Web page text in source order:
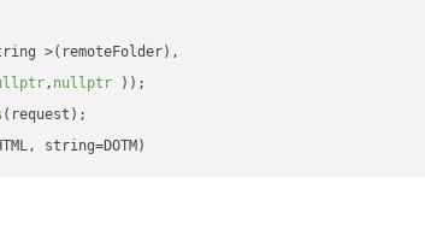
>(remoteFolder),
, nullptr ))
(request);
string=DOTM)